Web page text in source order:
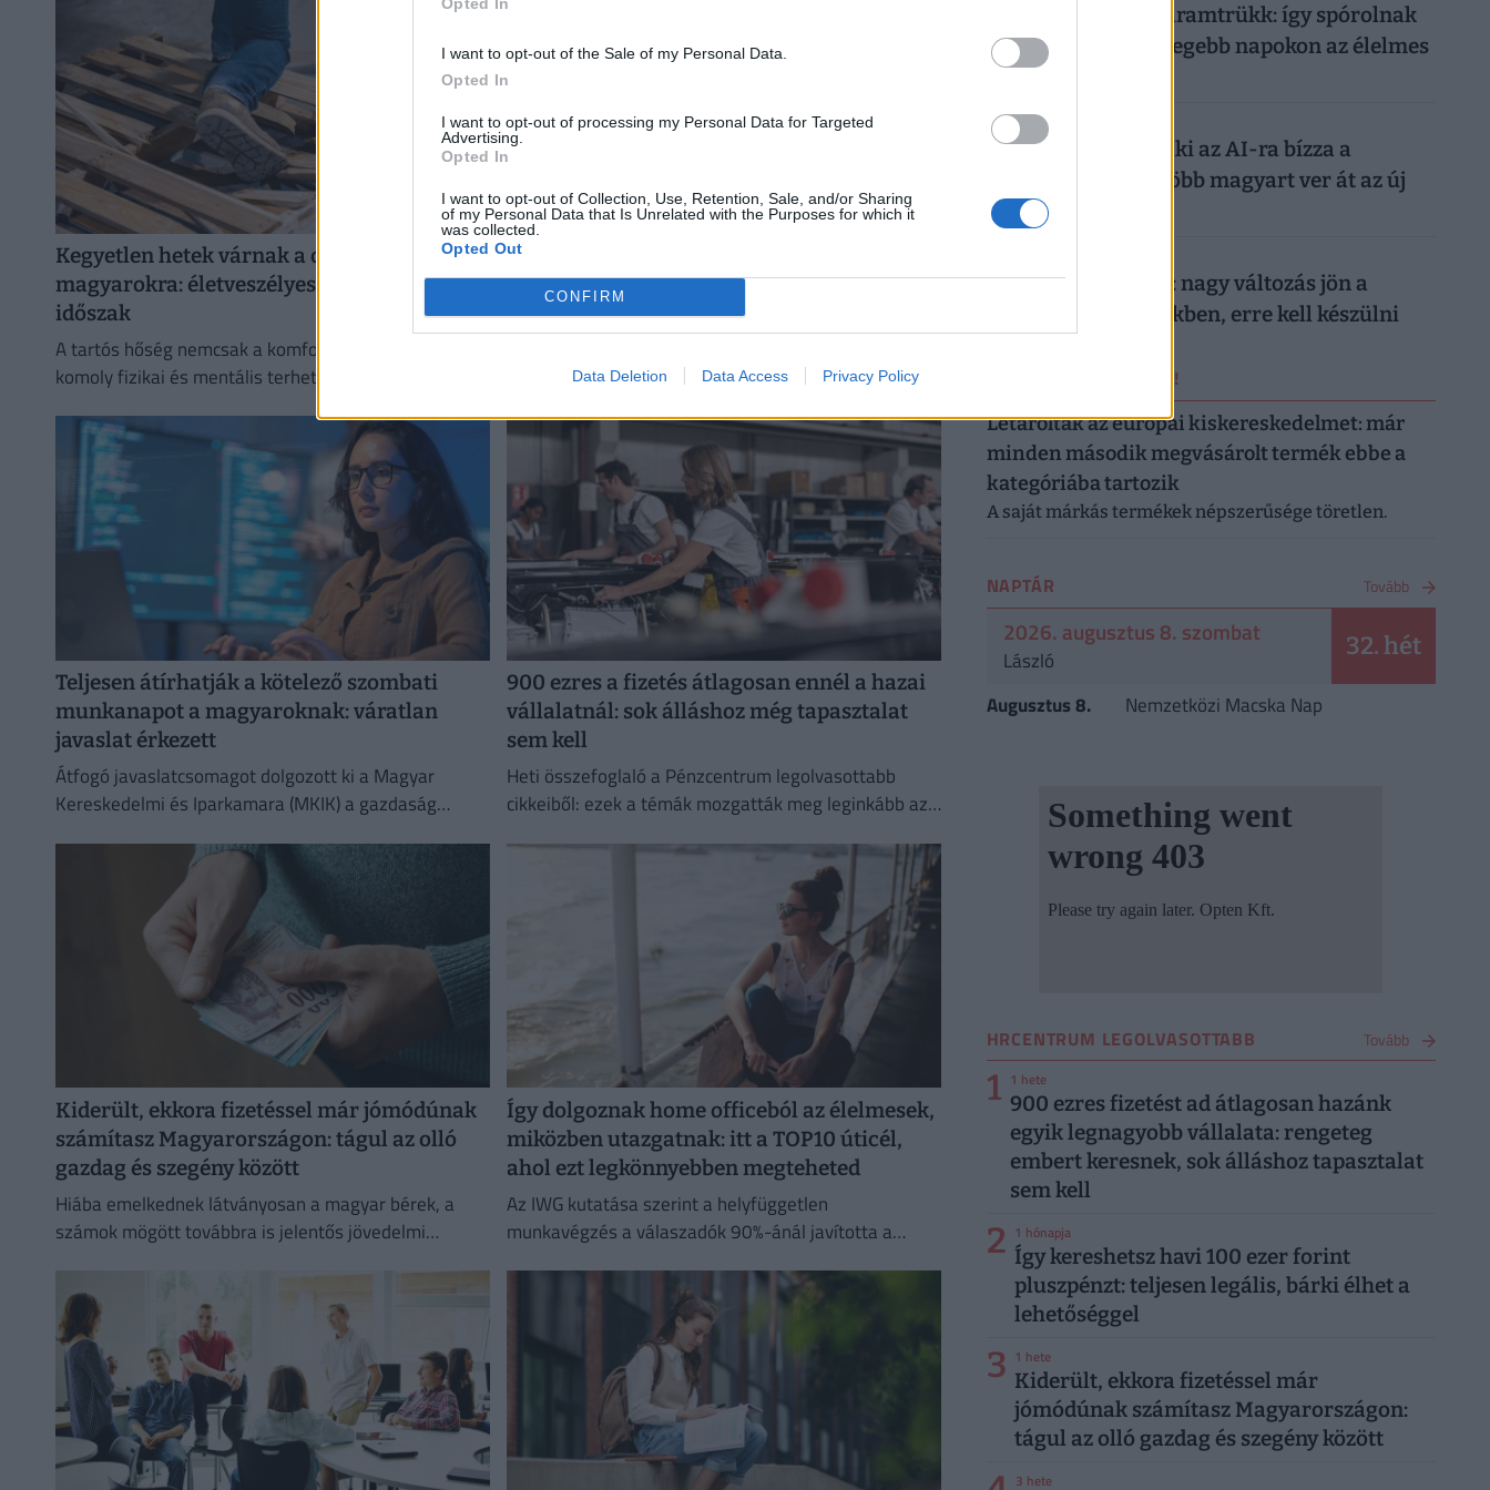
I want to opt-out of the Sale of my Personal Data.
Opted In
I want to opt-out of processing my Personal Data for Targeted
Advertising.
Opted In
I want to opt-out of Collection, Use, Retention, Sale, and/or Sharing
of my Personal Data that Is Unrelated with the Purposes for which it
was collected.
Opted Out
CONFIRM
Data Deletion Data Access Privacy Policy
Kegyetlen hetek várnak a dolgozó
magyarokra: életveszélyes csapdát rejt ez az
időszak
A tartós hőség nemcsak a komfortérzetet rontja, de
komoly fizikai és mentális terhet jelenthet a dolgozók
Időzített bomba ketyeg a magyar
munkahelyeken: hamarosan százezrével
tűnnek el a dolgozók
foglalkoztatottság továbbra is magas, a
mértékben.
Teljesen átírhatják a kötelező szombati
munkanapot a magyaroknak: váratlan
javaslat érkezett
Átfogó javaslatcsomagot dolgozott ki a Magyar
Kereskedelmi és Iparkamara (MKIK) a gazdaság
energiaválság kezelése érdekében.
900 ezres a fizetés átlagosan ennél a hazai
vállalatnál: sok álláshoz még tapasztalat
sem kell
Heti összefoglaló a Pénzcentrum legolvasottabb
cikkeiből: ezek a témák mozgatták meg leginkább az
Kiderült, ekkora fizetéssel már jómódúnak
számítasz Magyarországon: tágul az olló
gazdag és szegény között
Hiába emelkednek látványosan a magyar bérek, a
számok mögött továbbra is jelentős jövedelmi
Így dolgoznak home officeból az élelmesek,
miközben utazgatnak: itt a TOP10 úticél,
ahol ezt legkönnyebben megteheted
Az IWG kutatása szerint a helyfüggetlen
munkavégzés a válaszadók 90%-ánál javította a
produktívabbnak érzi magát.
Működik a legális áramtrükk: így spórolnak
tízezreket a legmelegebb napokon az élelmes
2026. augusztus 7.
Nagyon ráfázhat, aki az AI-ra bízza a
nyaralását: egyre több magyart ver át az új
digitális trend
Döntött a kormány: nagy változás jön a
háziorvosi rendelőkben, erre kell készülni
ERRŐL NE MARADJ LE!
Letarolták az európai kiskereskedelmet: már
minden második megvásárolt termék ebbe a
kategóriába tartozik
A saját márkás termékek népszerűsége töretlen.
NAPTÁR Tovább
2026. augusztus 8. szombat
László 32. hét
Augusztus 8. Nemzetközi Macska Nap
HRCENTRUM LEGOLVASOTTABB Tovább
1 1 hete
900 ezres fizetést ad átlagosan hazánk
egyik legnagyobb vállalata: rengeteg
embert keresnek, sok álláshoz tapasztalat
sem kell
2 1 hónapja
Így kereshetsz havi 100 ezer forint
pluszpénzt: teljesen legális, bárki élhet a
lehetőséggel
3 1 hete
Kiderült, ekkora fizetéssel már
jómódúnak számítasz Magyarországon:
tágul az olló gazdag és szegény között
3 hete